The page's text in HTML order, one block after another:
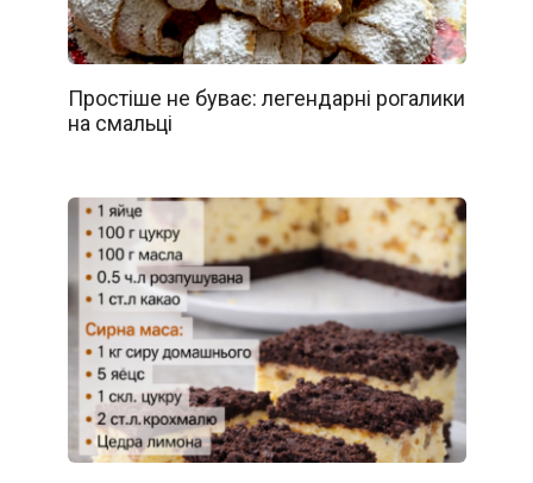
Простіше не буває: легендарні рогалики
на смальці